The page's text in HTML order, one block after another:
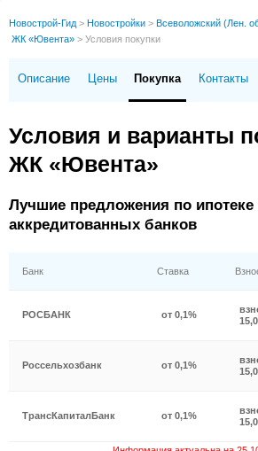
Новострой-Гид > Новостройки > Всеволожский (Лен.
ЖК «Ювента» > Условия покупки
Описание Цены Покупка Контакты
Условия и варианты
ЖК «Ювента»
Лучшие предложения по ипотеке
аккредитованных банков
Банк Ставка
РОСБАНК от 0,1%
Россельхозбанк от 0,1%
ТрансКапиталБанк от 0,1%